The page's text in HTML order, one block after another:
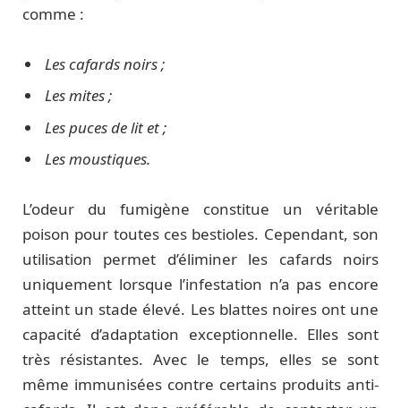
comme :
Les cafards noirs ;
Les mites ;
Les puces de lit et ;
Les moustiques.
L’odeur du fumigène constitue un véritable
poison pour toutes ces bestioles. Cependant, son
utilisation permet d’éliminer les cafards noirs
uniquement lorsque l’infestation n’a pas encore
atteint un stade élevé. Les blattes noires ont une
capacité d’adaptation exceptionnelle. Elles sont
très résistantes. Avec le temps, elles se sont
même immunisées contre certains produits anti-